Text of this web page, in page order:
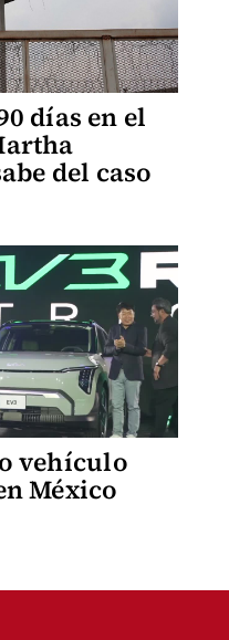
días en el
del caso
vehículo
México